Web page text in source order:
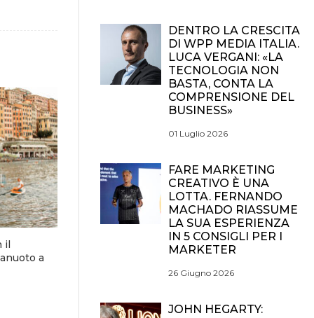
il
a
DENTRO LA CRESCITA
DI WPP MEDIA ITALIA.
LUCA VERGANI: «LA
TECNOLOGIA NON
BASTA, CONTA LA
COMPRENSIONE DEL
BUSINESS»
01 Luglio 2026
FARE MARKETING
CREATIVO È UNA
LOTTA. FERNANDO
MACHADO RIASSUME
LA SUA ESPERIENZA
IN 5 CONSIGLI PER I
MARKETER
26 Giugno 2026
JOHN HEGARTY: